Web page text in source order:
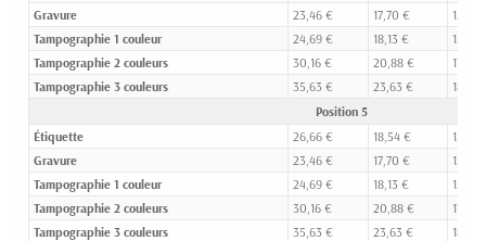
Gravure
23,46 € 17,70 €
15,00
Tampographie 1 couleur
24,69 € 18,13 €
15,42
Tampographie 2 couleurs
30,16 € 20,88 €
17,01
Tampographie 3 couleurs
35,63 € 23,63 €
18,61
Position 5
Étiquette
26,66 € 18,54 €
15,40
Gravure
23,46 € 17,70 €
15,00
Tampographie 1 couleur
24,69 € 18,13 €
15,42
Tampographie 2 couleurs
30,16 € 20,88 €
17,01
Tampographie 3 couleurs
35,63 € 23,63 € 18,61